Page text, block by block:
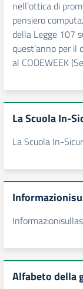
nell’ottica di
pensiero
della Legge 107
quest’anno per il
al CODEWEEK
La Scuola In-
La Scuola In-
Alfabeto della